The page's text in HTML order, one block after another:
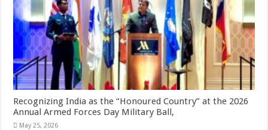
Recognizing India as the “Honoured Country” at the 2026
Annual Armed Forces Day Military Ball,
May 25, 2026